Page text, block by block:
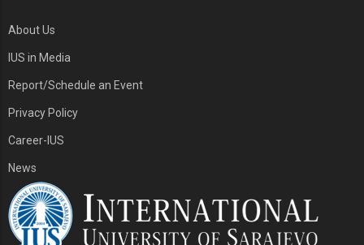
About Us
IUS in Media
Report/Schedule an Event
Privacy Policy
Career-IUS
News